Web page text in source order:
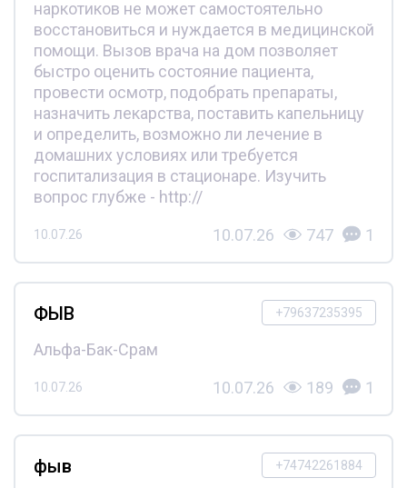
наркотиков не может самостоятельно
восстановиться и нуждается в медицинской
помощи. Вызов врача на дом позволяет
быстро оценить состояние пациента,
провести осмотр, подобрать препараты,
назначить лекарства, поставить капельницу
и определить, возможно ли лечение в
домашних условиях или требуется
госпитализация в стационаре. Изучить
вопрос глубже - http://
10.07.26 10.07.26 747 1
+79637235395
ФЫВ
Альфа-Бак-Срам
10.07.26 10.07.26 189 1
+74742261884
фыв